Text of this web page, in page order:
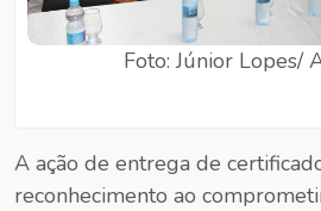
Foto: Júnior Lopes/
A ação de entrega de
reconhecimento ao